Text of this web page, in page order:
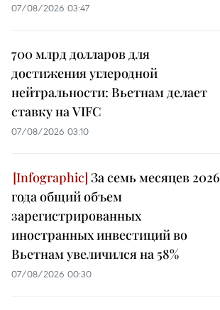
07/08/2026 03:47
700 млрд долларов для
достижения углеродной
нейтральности: Вьетнам делает
ставку на VIFC
07/08/2026 03:10
За семь месяцев 2026
года общий объем
зарегистрированных
иностранных инвестиций во
Вьетнам увеличился на 58%
07/08/2026 00:30